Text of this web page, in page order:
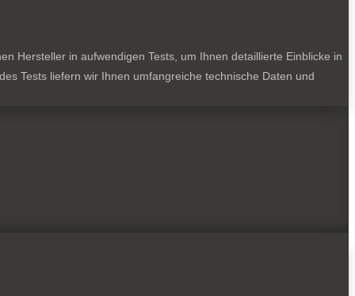
Hersteller in aufwendigen Tests, um Ihnen detaillierte Einblicke in
Tests liefern wir Ihnen umfangreiche technische Daten und